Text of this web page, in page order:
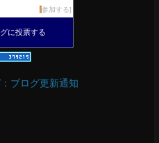
野
レイラ何気ない風景
井沢でぐーたら生活
参加する
に投票する
ブログ更新通知